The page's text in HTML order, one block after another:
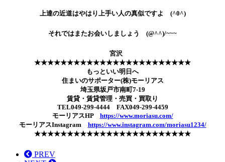
上達の近道はやはり上手い人の真似ですよ (^0^)
それではまたお会いしましょう (@^^)/~~~
宮沢
★★★★★★★★★★★★★★★★★★★★★★★★
もっといい明日へ
住まいのサポーター(株)モーリアス
埼玉県坂戸市南町7-19
賃貸・賃貸管理・売買・買取り
TEL049-299-4444 FAX049-299-4459
モーリアスHP https://www.moriasu.com/
モーリアスInstagram https://www.instagram.com/moriasu1234/
★★★★★★★★★★★★★★★★★★★★★★★★
PREV